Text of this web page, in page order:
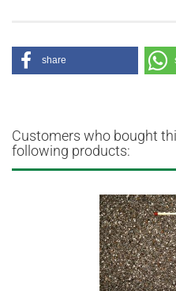
share
Customers who bought
following products: